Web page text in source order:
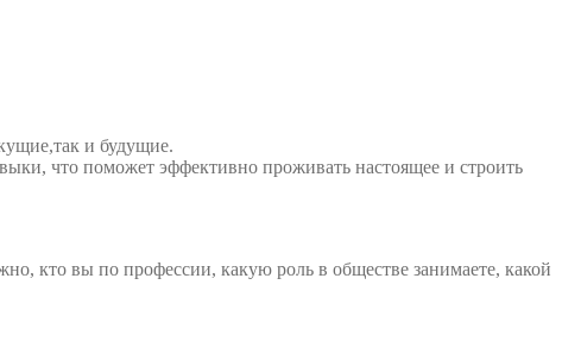
и будущие.
что поможет эффективно проживать настоящее и строить
кто вы по профессии, какую роль в обществе занимаете, какой